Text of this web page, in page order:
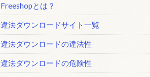
Freeshopとは？
違法ダウンロードサイト一覧
違法ダウンロードの違法性
違法ダウンロードの危険性